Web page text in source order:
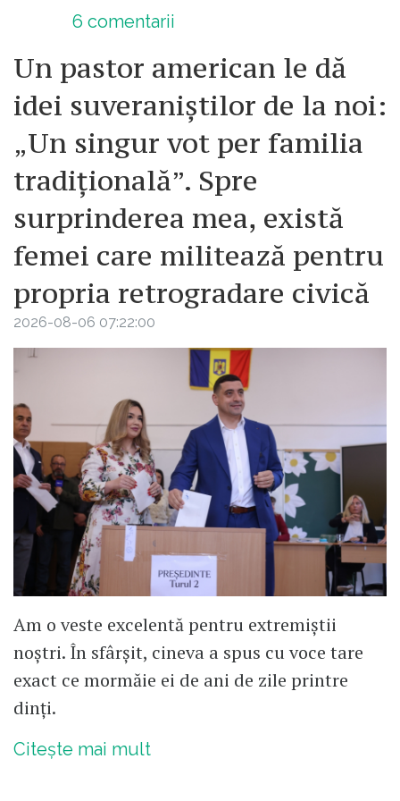
6 comentarii
Un pastor american le dă
idei suveraniștilor de la noi:
„Un singur vot per familia
tradițională”. Spre
surprinderea mea, există
femei care militează pentru
propria retrogradare civică
2026-08-06 07:22:00
Am o veste excelentă pentru extremiștii
noștri. În sfârșit, cineva a spus cu voce tare
exact ce mormăie ei de ani de zile printre
dinți.
Citește mai mult